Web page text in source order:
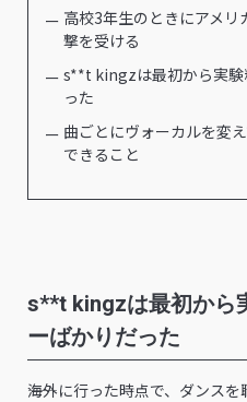
高校3年生のときにアメ
撃を受ける
s**t kingzは最初から実験
った
曲ごとにヴォーカルを変
できること
s**t kingzは最初から
ーばかりだった
――海外に行った時点で、ダンス